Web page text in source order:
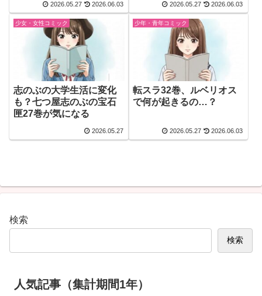
2026.05.27 2026.06.03 2026.05.27 2026.06.03
少女・女性コミック
志のぶの大学生活に変化
も？七つ屋志のぶの宝石
匣27巻が気になる
2026.05.27
少年・青年コミック
転スラ32巻、ルベリオス
で何が起きるの…？
2026.05.27 2026.06.03
検索
検索
人気記事（集計期間1年）